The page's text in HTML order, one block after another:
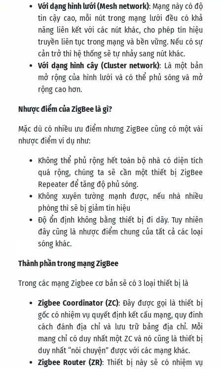
Với dạng hình lưới (Mesh network): Mạng này có độ
tin cậy cao, mỗi nút trong mạng lưới đều có khả
năng liên kết với các nút khác, cho phép tín hiệu
truyền liên tục trong mạng và bền vững. Nếu có sự
cản trở thì hệ thống sẽ tự nhảy sang nút khác.
Với dạng hình cây (Cluster network): Là một bản
mở rộng của hình lưới và có thể phủ sóng và mở
rộng cao hơn.
Nhược điểm của ZigBee là gì?
Mặc dù có nhiều ưu điểm nhưng ZigBee cũng có một vài
nhược điểm ví dụ như:
Không thể phủ rộng hết toàn bộ nhà có diện tích
quá rộng, chúng ta sẽ cần một thiết bị ZigBee
Repeater để tăng độ phủ sóng.
Không xuyên tường mạnh được, nếu nhà nhiều
phòng thì sẽ bị giảm tín hiệu
Độ ổn định không bằng thiết bị đi dây. Tuy nhiên
đây cũng là nhược điểm chung của tất cả các loại
sóng khác.
Thành phần trong mạng ZigBee
Trong các mạng Zigbee cơ bản sẽ có 3 loại thiết bị là
Zigbee Coordinator (ZC): Đây được gọi là thiết bị
gốc có nhiệm vụ quyết định kết cấu mạng, quy đinh
cách đánh địa chỉ và lưu trữ bảng địa chỉ. Mỗi
mang chỉ có duy nhất một ZC và nó cũng là thiết bị
duy nhất “nói chuyện” được với các mạng khác.
Zigbee Router (ZR): Thiết bị này sẽ có nhiệm vụ